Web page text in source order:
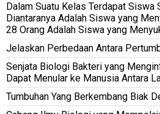
Dalam Suatu Kelas Terdapat Siswa
Diantaranya Adalah Siswa yang
28 Orang Adalah Siswa yang
Jelaskan Perbedaan Antara
Senjata Biologi Bakteri yang
Dapat Menular ke Manusia Antara
Tumbuhan Yang Berkembang Biak